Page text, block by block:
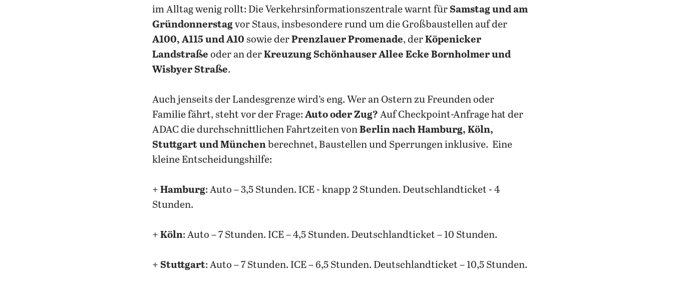
im Alltag wenig rollt: Die Verkehrsinformationszentrale warnt für Samstag und am
Gründonnerstag vor Staus, insbesondere rund um die Großbaustellen auf der
A100, A115 und A10 sowie derPrenzlauer Promenade, derKöpenicker
Landstraße oder an derKreuzung Schönhauser Allee Ecke Bornholmer und
Wisbyer Straße.
Auch jenseits der Landesgrenze wird’s eng. Wer an Ostern zu Freunden oder
Familie fährt, steht vor der Frage:Auto oder Zug? Auf Checkpoint-Anfrage hat der
ADAC die durchschnittlichen Fahrtzeiten vonBerlin nach Hamburg, Köln,
Stuttgart und München berechnet, Baustellen und Sperrungen inklusive. Eine
kleine Entscheidungshilfe:
+ Hamburg: Auto – 3,5 Stunden. ICE - knapp 2 Stunden. Deutschlandticket - 4
Stunden.
+ Köln: Auto – 7 Stunden. ICE – 4,5 Stunden. Deutschlandticket – 10 Stunden.
+ Stuttgart: Auto – 7 Stunden. ICE – 6,5 Stunden. Deutschlandticket – 10,5 Stunden.